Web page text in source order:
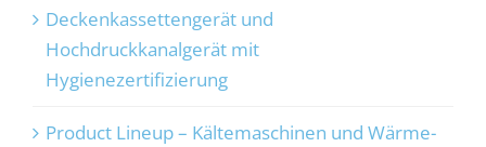
Deckenkassettengerät und
Hochdruckkanalgerät mit
Hygienezertifizierung
Product Lineup – Kältemaschinen und Wärme­